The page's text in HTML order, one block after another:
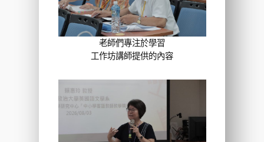
老師們專注於學習
工作坊講師提供的內容